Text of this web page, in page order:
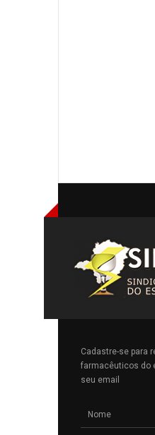
Cadastre-se para
farmacêuticos do
seu email